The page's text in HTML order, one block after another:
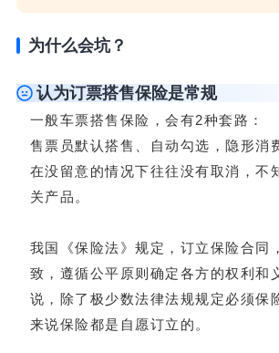
为什么会坑？
认为订票搭售保险是常规
一般车票搭售保险，会有2种套路：
售票员默认搭售、自动勾选，隐形消
在没留意的情况下往往没有取消，不
关产品。
我国《保险法》规定，订立保险合同
致，遵循公平原则确定各方的权利和
说，除了极少数法律法规规定必须保
来说保险都是自愿订立的。